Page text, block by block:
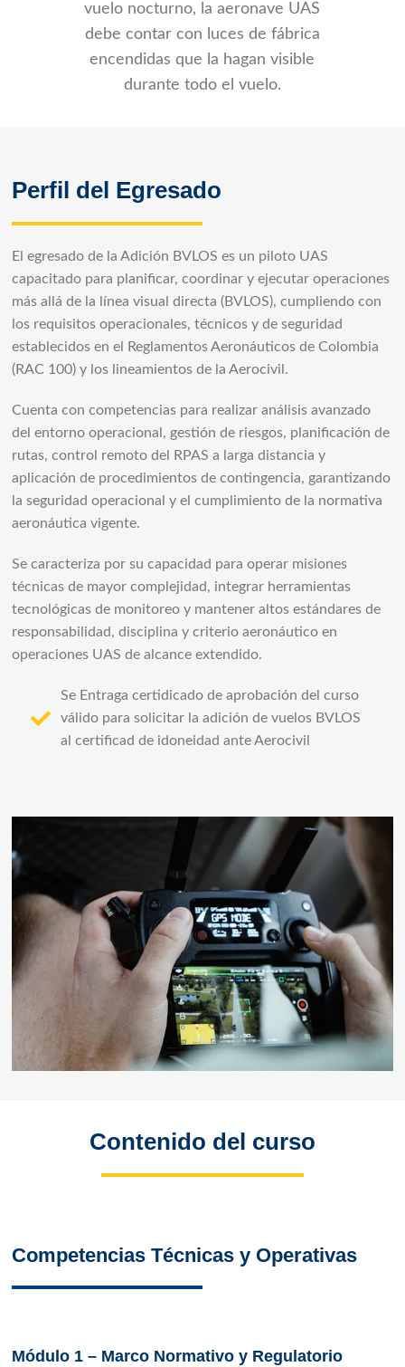
vuelo nocturno, la aeronave UAS
debe contar con luces de fábrica
encendidas que la hagan visible
durante todo el vuelo.
Perfil del Egresado
El egresado de la Adición BVLOS es un piloto UAS
capacitado para planificar, coordinar y ejecutar operaciones
más allá de la línea visual directa (BVLOS), cumpliendo con
los requisitos operacionales, técnicos y de seguridad
establecidos en el Reglamentos Aeronáuticos de Colombia
(RAC 100) y los lineamientos de la Aerocivil.
Cuenta con competencias para realizar análisis avanzado
del entorno operacional, gestión de riesgos, planificación de
rutas, control remoto del RPAS a larga distancia y
aplicación de procedimientos de contingencia, garantizando
la seguridad operacional y el cumplimiento de la normativa
aeronáutica vigente.
Se caracteriza por su capacidad para operar misiones
técnicas de mayor complejidad, integrar herramientas
tecnológicas de monitoreo y mantener altos estándares de
responsabilidad, disciplina y criterio aeronáutico en
operaciones UAS de alcance extendido.
Se Entraga certidicado de aprobación del curso
válido para solicitar la adición de vuelos BVLOS
al certificad de idoneidad ante Aerocivil
Contenido del curso
Competencias Técnicas y Operativas
Módulo 1 – Marco Normativo y Regulatorio